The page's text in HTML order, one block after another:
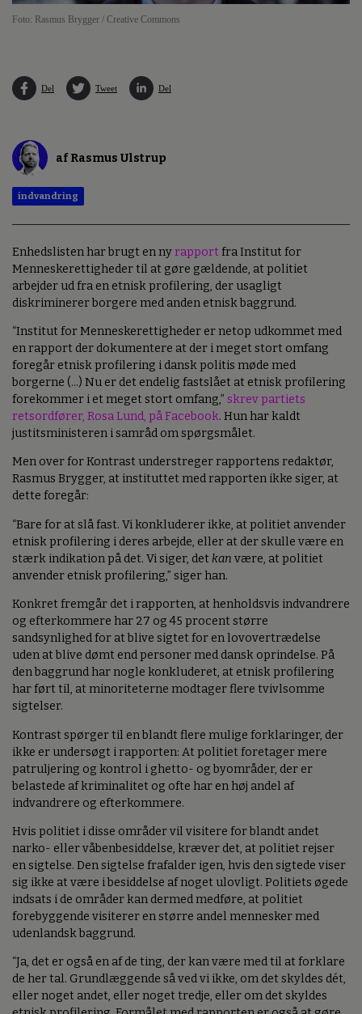
Foto: Rasmus Brygger / Creative Commons
Del Tweet Del
af Rasmus Ulstrup
indvandring
Enhedslisten har brugt en nyrapport fra Institut for
Menneskerettigheder til at gøre gældende, at politiet
arbejder ud fra en etnisk profilering, der usagligt
diskriminerer borgere med anden etnisk baggrund.
“Institut for Menneskerettigheder er netop udkommet med
en rapport der dokumentere at der i meget stort omfang
foregår etnisk profilering i dansk politis møde med
borgerne (...) Nu er det endelig fastslået at etnisk profilering
forekommer i et meget stort omfang,” skrev partiets
retsordfører, Rosa Lund, på Facebook. Hun har kaldt
justitsministeren i samråd om spørgsmålet.
Men over for Kontrast understreger rapportens redaktør,
Rasmus Brygger, at instituttet med rapporten ikke siger, at
dette foregår:
“Bare for at slå fast. Vi konkluderer ikke, at politiet anvender
etnisk profilering i deres arbejde, eller at der skulle være en
stærk indikation på det. Vi siger, det kan være, at politiet
anvender etnisk profilering,” siger han.
Konkret fremgår det i rapporten, at henholdsvis indvandrere
og efterkommere har 27 og 45 procent større
sandsynlighed for at blive sigtet for en lovovertrædelse
uden at blive dømt end personer med dansk oprindelse. På
den baggrund har nogle konkluderet, at etnisk profilering
har ført til, at minoriteterne modtager flere tvivlsomme
sigtelser.
Kontrast spørger til en blandt flere mulige forklaringer, der
ikke er undersøgt i rapporten: At politiet foretager mere
patruljering og kontrol i ghetto- og byområder, der er
belastede af kriminalitet og ofte har en høj andel af
indvandrere og efterkommere.
Hvis politiet i disse områder vil visitere for blandt andet
narko- eller våbenbesiddelse, kræver det, at politiet rejser
en sigtelse. Den sigtelse frafalder igen, hvis den sigtede viser
sig ikke at være i besiddelse af noget ulovligt. Politiets øgede
indsats i de områder kan dermed medføre, at politiet
forebyggende visiterer en større andel mennesker med
udenlandsk baggrund.
“Ja, det er også en af de ting, der kan være med til at forklare
de her tal. Grundlæggende så ved vi ikke, om det skyldes dét,
eller noget andet, eller noget tredje, eller om det skyldes